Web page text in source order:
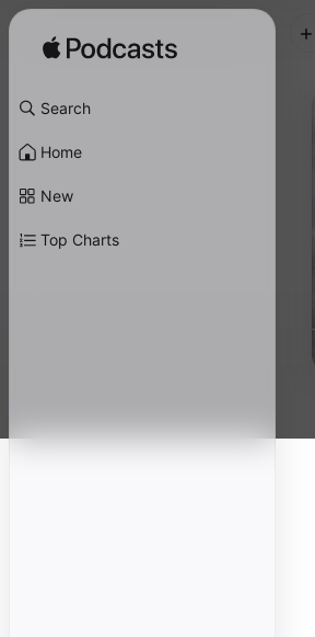
Search
Home
New
Top Charts